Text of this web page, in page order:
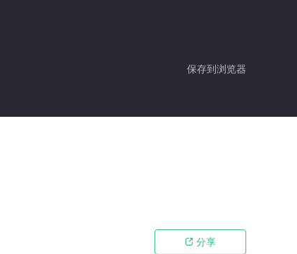
保存到浏览器
 分享